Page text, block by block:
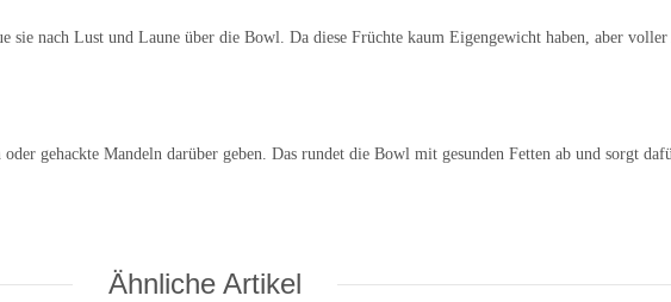
nach Lust und Laune über die Bowl. Da diese Früchte kaum Eigengewicht haben, aber
gehackte Mandeln darüber geben. Das rundet die Bowl mit gesunden Fetten ab und sorgt
Ähnliche Artikel